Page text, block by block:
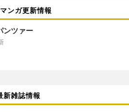
ンガ更新情報
ンツァー
新雑誌情報